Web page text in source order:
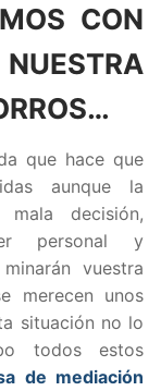
CON
que hace que
aunque la
decisión,
personal y
vuestra
merecen unos
situación no lo
todos estos
de mediación